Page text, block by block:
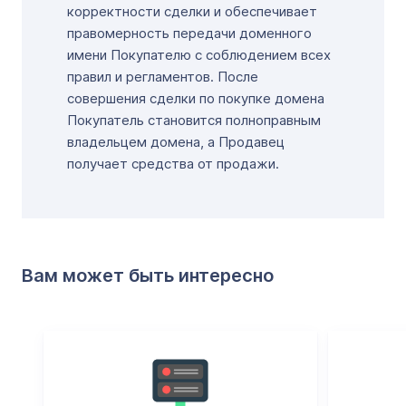
корректности сделки и обеспечивает
правомерность передачи доменного
имени Покупателю с соблюдением всех
правил и регламентов. После
совершения сделки по покупке домена
Покупатель становится полноправным
владельцем домена, а Продавец
получает средства от продажи.
Вам может быть интересно